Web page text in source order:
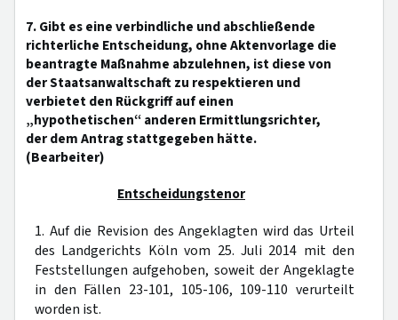
7. Gibt es eine verbindliche und abschließende
richterliche Entscheidung, ohne Aktenvorlage die
beantragte Maßnahme abzulehnen, ist diese von
der Staatsanwaltschaft zu respektieren und
verbietet den Rückgriff auf einen
„hypothetischen“ anderen Ermittlungsrichter,
der dem Antrag stattgegeben hätte.
(Bearbeiter)
Entscheidungstenor
1. Auf die Revision des Angeklagten wird das Urteil
des Landgerichts Köln vom 25. Juli 2014 mit den
Feststellungen aufgehoben, soweit der Angeklagte
in den Fällen 23-101, 105-106, 109-110 verurteilt
worden ist.